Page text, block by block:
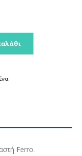
Ferro.